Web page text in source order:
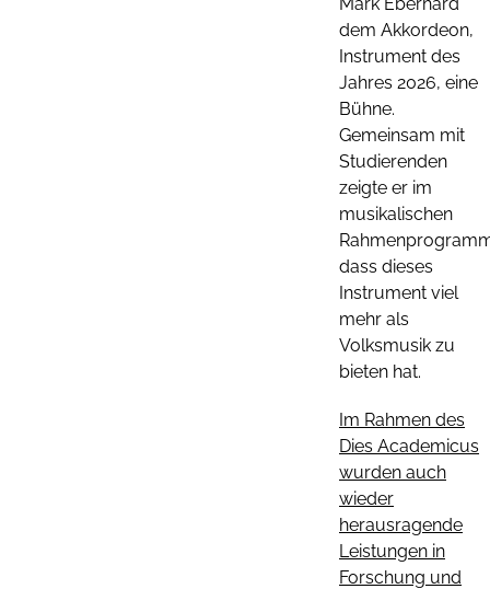
dem Akkordeon,
Instrument des
Jahres 2026, eine
Bühne.
Gemeinsam mit
Studierenden
zeigte er im
musikalischen
dass dieses
Instrument viel
mehr als
Volksmusik zu
bieten hat.
Im Rahmen des
Dies Academicus
wurden auch
wieder
herausragende
Leistungen in
Forschung und